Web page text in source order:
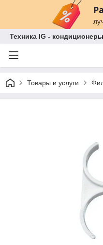
Техника IG -
Товары и услуги